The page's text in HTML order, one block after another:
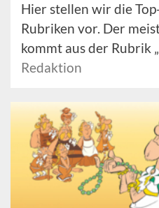
Hier stellen wir die
Rubriken vor. Der
kommt aus der Rubrik
Redaktion